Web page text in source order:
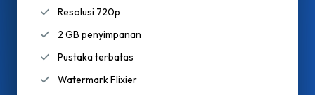
Resolusi 720p
2 GB penyimpanan
Pustaka terbatas
Watermark Flixier